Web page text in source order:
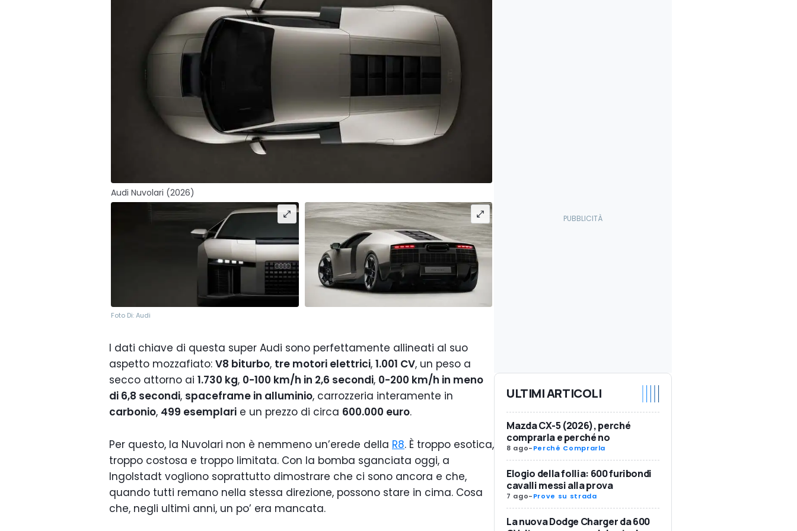
Audi Nuvolari (2026)
Foto Di: Audi
I dati chiave di questa super Audi sono perfettamente allineati al suo
aspetto mozzafiato: V8 biturbo, tre motori elettrici, 1.001 CV, un peso a
secco attorno ai 1.730 kg, 0-100 km/h in 2,6 secondi, 0-200 km/h in meno
di 6,8 secondi, spaceframe in alluminio, carrozzeria interamente in
carbonio, 499 esemplari e un prezzo di circa 600.000 euro.
Per questo, la Nuvolari non è nemmeno un’erede della R8. È troppo esotica,
troppo costosa e troppo limitata. Con la bomba sganciata oggi, a
Ingolstadt vogliono soprattutto dimostrare che ci sono ancora e che,
quando tutti remano nella stessa direzione, possono stare in cima. Cosa
che, negli ultimi anni, un po’ era mancata.
ULTIMI ARTICOLI
Mazda CX-5 (2026), perché
comprarla e perché no
8 ago-Perché Comprarla
Elogio della follia: 600 furibondi
cavalli messi alla prova
7 ago-Prove su strada
La nuova Dodge Charger da 600